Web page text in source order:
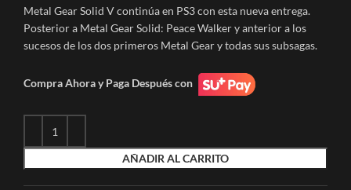
original
era:
$29.900.
actual
es:
$24.900.
Metal Gear Solid V continúa en PS3 con esta nueva entrega.
Posterior a Metal Gear Solid: Peace Walker y anterior a los
sucesos de los dos primeros Metal Gear y todas sus subsagas.
Compra Ahora y Paga Después con
AÑADIR AL CARRITO